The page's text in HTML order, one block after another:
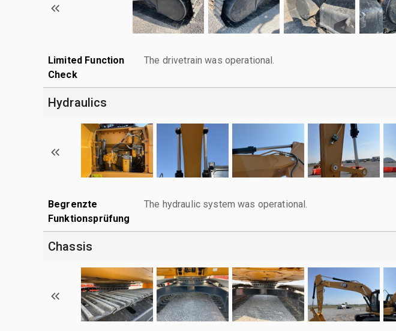
Limited Function
Check
The drivetrain was operational.
Hydraulics
Begrenzte
Funktionsprüfung
The hydraulic system was operational.
Chassis